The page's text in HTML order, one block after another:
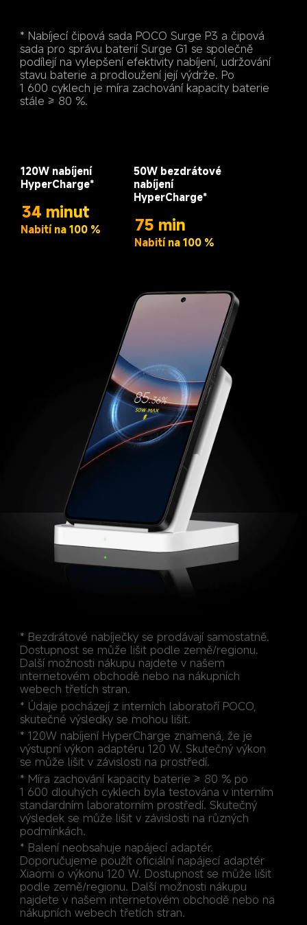
* Nabíjecí čipová sada POCO Surge P3 a čipová
sada pro správu baterií Surge G1 se společně
podílejí na vylepšení efektivity nabíjení, udržování
stavu baterie a prodloužení její výdrže. Po
1 600 cyklech je míra zachování kapacity baterie
stále ≥ 80 %.
120W nabíjení
HyperCharge*
34 minut
Nabití na 100 %
50W bezdrátové
nabíjení
HyperCharge*
75 min
Nabití na 100 %
* Bezdrátové nabíječky se prodávají samostatně.
Dostupnost se může lišit podle země/regionu.
Další možnosti nákupu najdete v našem
internetovém obchodě nebo na nákupních
webech třetích stran.
* Údaje pocházejí z interních laboratoří POCO,
skutečné výsledky se mohou lišit.
* 120W nabíjení HyperCharge znamená, že je
výstupní výkon adaptéru 120 W. Skutečný výkon
se může lišit v závislosti na prostředí.
* Míra zachování kapacity baterie ≥ 80 % po
1 600 dlouhých cyklech byla testována v interním
standardním laboratorním prostředí. Skutečný
výsledek se může lišit v závislosti na různých
podmínkách.
* Balení neobsahuje napájecí adaptér.
Doporučujeme použít oficiální napájecí adaptér
Xiaomi o výkonu 120 W. Dostupnost se může lišit
podle země/regionu. Další možnosti nákupu
najdete v našem internetovém obchodě nebo na
nákupních webech třetích stran.